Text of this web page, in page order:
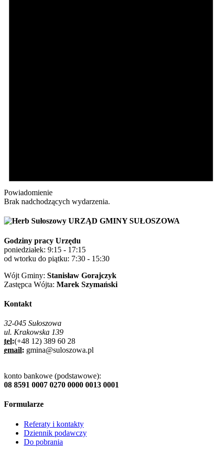
Powiadomienie
Brak nadchodzących wydarzenia.
URZĄD GMINY SUŁOSZOWA
Godziny pracy Urzędu
poniedziałek: 9:15 - 17:15
od wtorku do piątku: 7:30 - 15:30
Wójt Gminy: Stanisław Gorajczyk
Zastępca Wójta: Marek Szymański
Kontakt
32-045 Sułoszowa
ul. Krakowska 139
tel:(+48 12) 389 60 28
email: gmina@suloszowa.pl
konto bankowe (podstawowe):
08 8591 0007 0270 0000 0013 0001
Formularze
Referaty i kontakty
Dziennik podawczy
Do pobrania